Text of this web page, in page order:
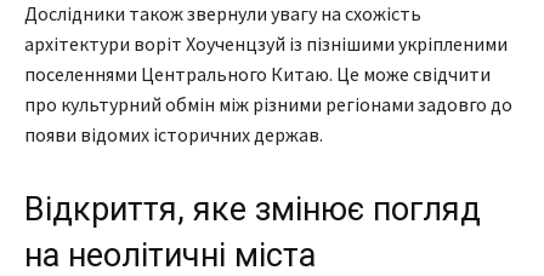
Дослідники також звернули увагу на схожість
архітектури воріт Хоученцзуй із пізнішими укріпленими
поселеннями Центрального Китаю. Це може свідчити
про культурний обмін між різними регіонами задовго до
появи відомих історичних держав.
Відкриття, яке змінює погляд
на неолітичні міста